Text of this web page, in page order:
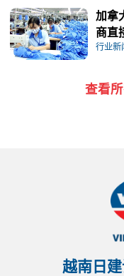
加拿
商直
行业新
查看
越南日